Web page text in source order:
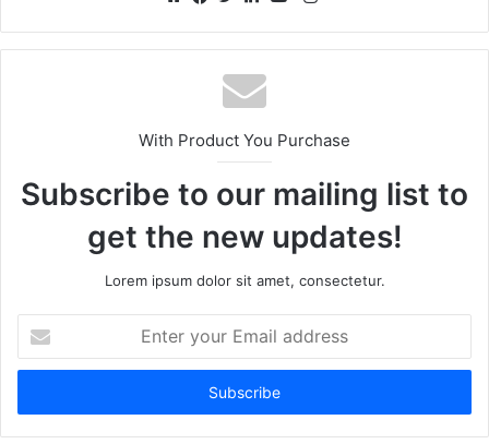
With Product You Purchase
Subscribe to our mailing list to
get the new updates!
Lorem ipsum dolor sit amet, consectetur.
your
Email